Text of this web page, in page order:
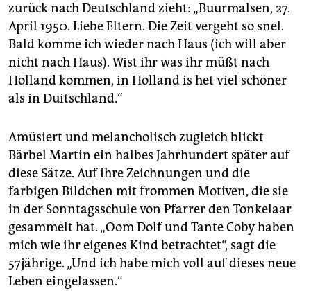
zurück nach Deutschland zieht: „Buurmalsen, 27.
April 1950. Liebe Eltern. Die Zeit vergeht so snel.
Bald komme ich wieder nach Haus (ich will aber
nicht nach Haus). Wist ihr was ihr müßt nach
Holland kommen, in Holland is het viel schöner
als in Duitschland.“
Amüsiert und melancholisch zugleich blickt
Bärbel Martin ein halbes Jahrhundert später auf
diese Sätze. Auf ihre Zeichnungen und die
farbigen Bildchen mit frommen Motiven, die sie
in der Sonntagsschule von Pfarrer den Tonkelaar
gesammelt hat. „Oom Dolf und Tante Coby haben
mich wie ihr eigenes Kind betrachtet“, sagt die
57jährige. „Und ich habe mich voll auf dieses neue
Leben eingelassen.“